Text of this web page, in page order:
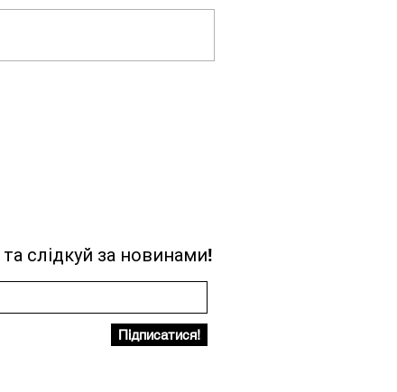
слідкуй за новинами!
Підписатися!